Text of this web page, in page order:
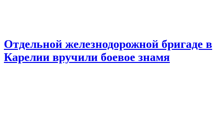
Отдельной железнодорожной бригаде в
Карелии вручили боевое знамя